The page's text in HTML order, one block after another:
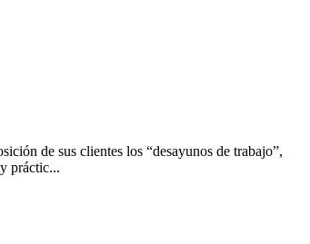
de sus clientes los “desayunos de trabajo”,
práctic...